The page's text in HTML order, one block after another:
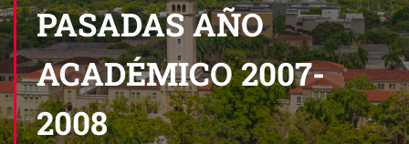
PASADAS AÑO
ACADÉMICO 2007-
2008